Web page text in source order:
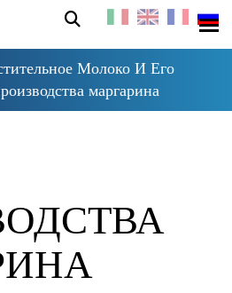
Молоко И Его
маргарина